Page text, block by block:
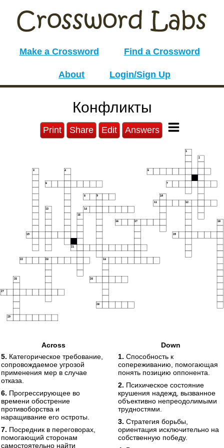
Make a Crossword Find a Crossword
About Login/Sign Up
Конфликты
Print Share Edit Answers
1
2
3 4 5
6 7
8 9 10
11 12
13 14
15
16 17 18
19 20
21
22 23 24
25 26
27
28
29
Across
5. Категорическое требование,
сопровождаемое угрозой
применения мер в случае
отказа.
6. Прогрессирующее во
времени обострение
противоборства и
наращивание его остроты.
7. Посредник в переговорах,
помогающий сторонам
самостоятельно найти
Down
1. Способность к
сопереживанию, помогающая
понять позицию оппонента.
2. Психическое состояние
крушения надежд, вызванное
объективно непреодолимыми
трудностями.
3. Стратегия борьбы,
ориентация исключительно на
собственную победу.